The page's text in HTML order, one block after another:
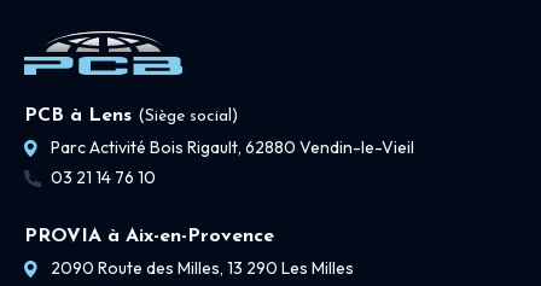
PCB à Lens (Siège social)
Parc Activité Bois Rigault, 62880 Vendin-le-Vieil
03 21 14 76 10
PROVIA à Aix-en-Provence
2090 Route des Milles, 13 290 Les Milles